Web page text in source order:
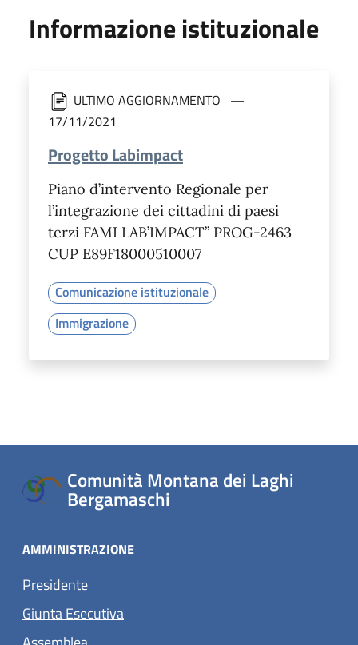
Informazione istituzionale
ULTIMO AGGIORNAMENTO
17/11/2021
Progetto Labimpact
Piano d’intervento Regionale per
l’integrazione dei cittadini di paesi
terzi FAMI LAB’IMPACT” PROG-2463
CUP E89F18000510007
Comunicazione istituzionale
Immigrazione
Comunità Montana dei Laghi
Bergamaschi
AMMINISTRAZIONE
Presidente
Giunta Esecutiva